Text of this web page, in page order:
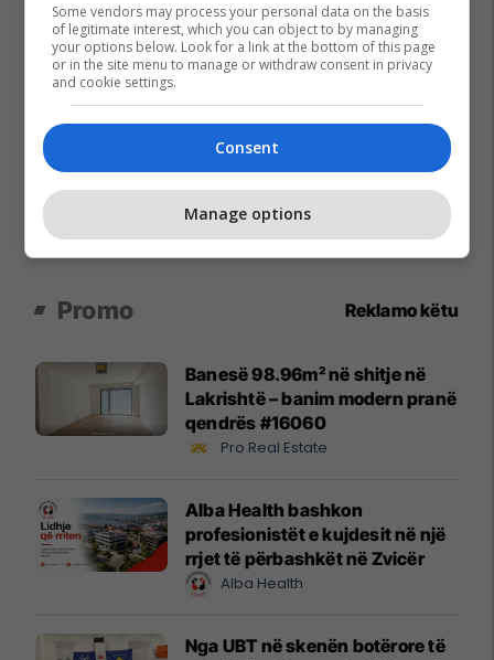
Promo Reklamo këtu
Banesë 98.96m² në shitje në
Lakrishtë – banim modern pranë
qendrës #16060
Pro Real Estate
Alba Health bashkon
profesionistët e kujdesit në një
rrjet të përbashkët në Zvicër
Alba Health
Nga UBT në skenën botërore të
Some vendors may process your personal data on the basis
of legitimate interest, which you can object to by managing
your options below. Look for a link at the bottom of this page
or in the site menu to manage or withdraw consent in privacy
and cookie settings.
Consent
Manage options